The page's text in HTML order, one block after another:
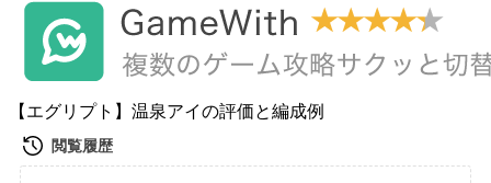
【エグリプト】温泉アイの評価と編成例